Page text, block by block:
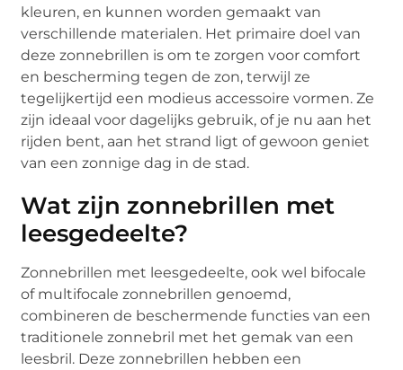
kleuren, en kunnen worden gemaakt van
verschillende materialen. Het primaire doel van
deze zonnebrillen is om te zorgen voor comfort
en bescherming tegen de zon, terwijl ze
tegelijkertijd een modieus accessoire vormen. Ze
zijn ideaal voor dagelijks gebruik, of je nu aan het
rijden bent, aan het strand ligt of gewoon geniet
van een zonnige dag in de stad.
Wat zijn zonnebrillen met
leesgedeelte?
Zonnebrillen met leesgedeelte, ook wel bifocale
of multifocale zonnebrillen genoemd,
combineren de beschermende functies van een
traditionele zonnebril met het gemak van een
leesbril. Deze zonnebrillen hebben een